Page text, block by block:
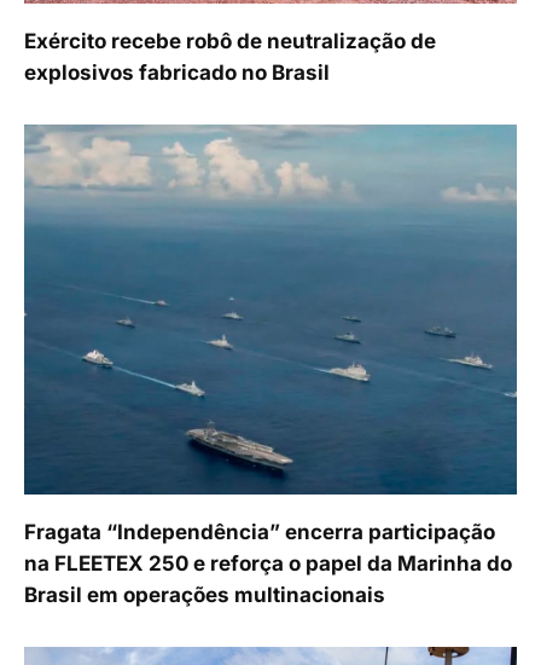
Exército recebe robô de neutralização de
explosivos fabricado no Brasil
Fragata “Independência” encerra participação
na FLEETEX 250 e reforça o papel da Marinha do
Brasil em operações multinacionais